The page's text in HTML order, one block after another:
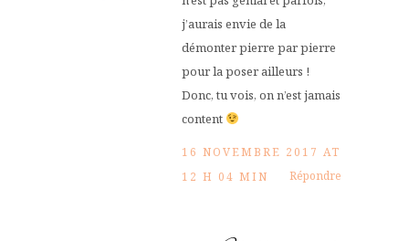
j’aurais envie de la
démonter pierre par pierre
pour la poser ailleurs !
Donc, tu vois, on n’est jamais
content
16 NOVEMBRE 2017 AT
12 H 04 MIN
Répondre